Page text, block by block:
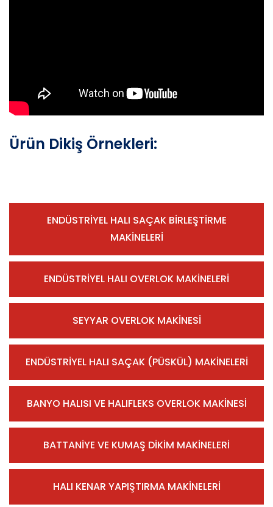
ENDÜSTRİYEL HALI SAÇAK BİRLEŞTİRME
MAKİNELERİ
ENDÜSTRİYEL HALI OVERLOK MAKİNELERİ
SEYYAR OVERLOK MAKİNESİ
ENDÜSTRİYEL HALI SAÇAK (PÜSKÜL) MAKİNELERİ
BANYO HALISI VE HALIFLEKS OVERLOK MAKİNESİ
BATTANİYE VE KUMAŞ DİKİM MAKİNELERİ
HALI KENAR YAPIŞTIRMA MAKİNELERİ
Ürün Dikiş Örnekleri: